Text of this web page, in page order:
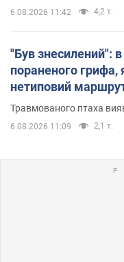
6.08.2026 11:42 4,2 т.
"Був знесилений": в
пораненого грифа,
нетиповий
Травмованого птаха
6.08.2026 11:09 2,1 т.